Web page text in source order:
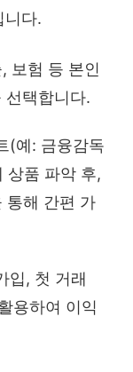
니다.
보험 등 본인
선택합니다.
(예: 금융감독
상품 파악 후,
통해 간편 가
입, 첫 거래
용하여 이익